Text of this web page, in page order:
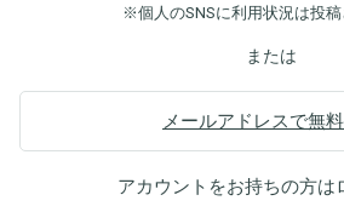
※個人のSNSに利用状況は投
または
メールアドレスで無
アカウントをお持ちの方は